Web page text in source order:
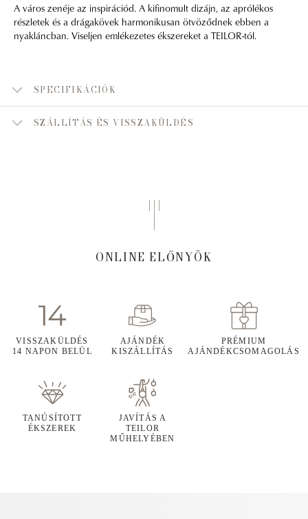
A város zenéje az inspirációd. A kifinomult dizájn, az aprólékos
részletek és a drágakövek harmonikusan ötvöződnek ebben a
nyakláncban. Viseljen emlékezetes ékszereket a TEILOR-tól.
SPECIFIKÁCIÓK
SZÁLLÍTÁS ÉS VISSZAKÜLDÉS
ONLINE ELŐNYÖK
VISSZAKÜLDÉS
14 NAPON BELÜL
AJÁNDÉK
KISZÁLLÍTÁS
PRÉMIUM
AJÁNDÉKCSOMAGOLÁS
TANÚSÍTOTT
ÉKSZEREK
JAVÍTÁS A
TEILOR
MŰHELYÉBEN